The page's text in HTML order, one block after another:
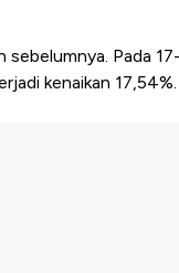
sebelumnya. Pada
kenaikan 17,54%.